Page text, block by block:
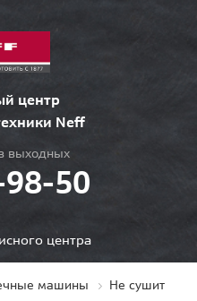
центр
Neff
выходных
50
центра
машины
Не сушит